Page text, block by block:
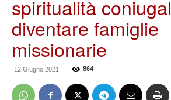
spiritualità
diventare famiglie
missionarie
12 Giugno 2021 864